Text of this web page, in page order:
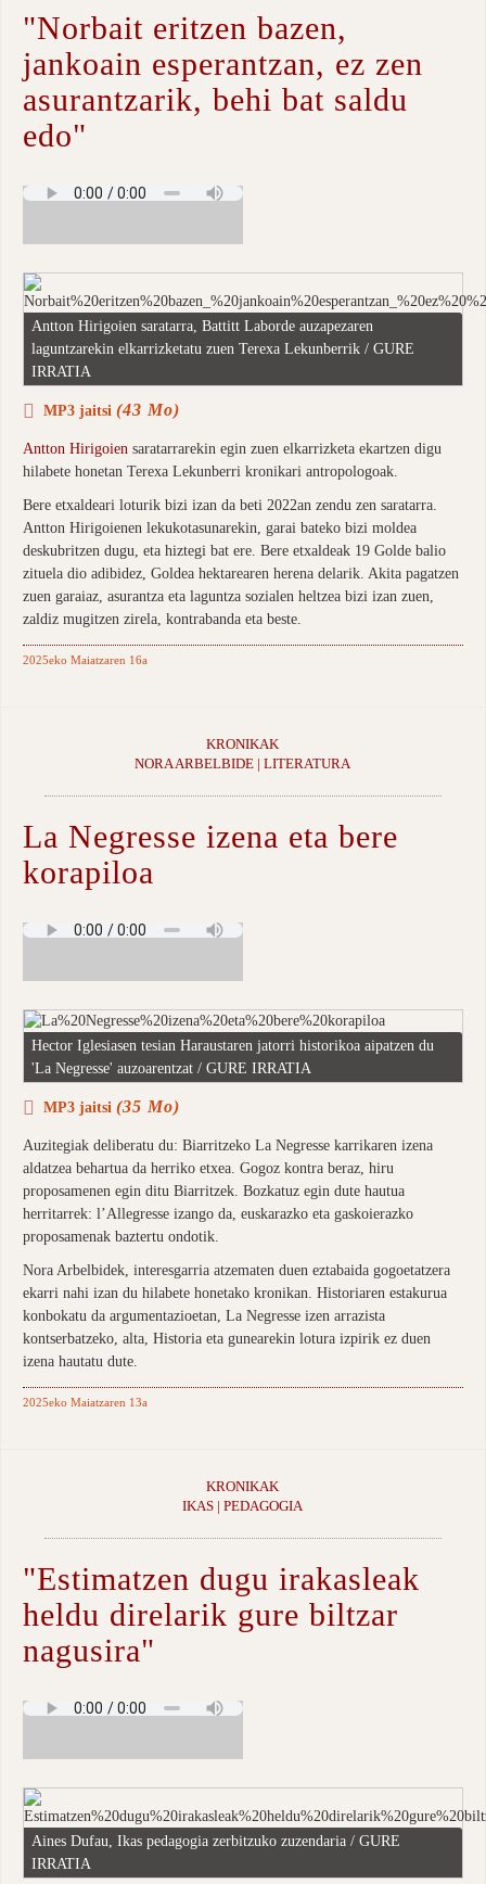
"Norbait eritzen bazen,
jankoain esperantzan, ez zen
asurantzarik, behi bat saldu
edo"
Antton Hirigoien saratarra, Battitt Laborde auzapezaren
laguntzarekin elkarrizketatu zuen Terexa Lekunberrik / GURE
IRRATIA
MP3 jaitsi (43 Mo)
Antton Hirigoien saratarrarekin egin zuen elkarrizketa ekartzen digu
hilabete honetan Terexa Lekunberri kronikari antropologoak.
Bere etxaldeari loturik bizi izan da beti 2022an zendu zen saratarra.
Antton Hirigoienen lekukotasunarekin, garai bateko bizi moldea
deskubritzen dugu, eta hiztegi bat ere. Bere etxaldeak 19 Golde balio
zituela dio adibidez, Goldea hektarearen herena delarik. Akita pagatzen
zuen garaiaz, asurantza eta laguntza sozialen heltzea bizi izan zuen,
zaldiz mugitzen zirela, kontrabanda eta beste.
2025eko Maiatzaren 16a
KRONIKAK
NORA ARBELBIDE | LITERATURA
La Negresse izena eta bere
korapiloa
Hector Iglesiasen tesian Haraustaren jatorri historikoa aipatzen du
'La Negresse' auzoarentzat / GURE IRRATIA
MP3 jaitsi (35 Mo)
Auzitegiak deliberatu du: Biarritzeko La Negresse karrikaren izena
aldatzea behartua da herriko etxea. Gogoz kontra beraz, hiru
proposamenen egin ditu Biarritzek. Bozkatuz egin dute hautua
herritarrek: l’Allegresse izango da, euskarazko eta gaskoierazko
proposamenak baztertu ondotik.
Nora Arbelbidek, interesgarria atzematen duen eztabaida gogoetatzera
ekarri nahi izan du hilabete honetako kronikan. Historiaren estakurua
konbokatu da argumentazioetan, La Negresse izen arrazista
kontserbatzeko, alta, Historia eta gunearekin lotura izpirik ez duen
izena hautatu dute.
2025eko Maiatzaren 13a
KRONIKAK
IKAS | PEDAGOGIA
"Estimatzen dugu irakasleak
heldu direlarik gure biltzar
nagusira"
Aines Dufau, Ikas pedagogia zerbitzuko zuzendaria / GURE
IRRATIA